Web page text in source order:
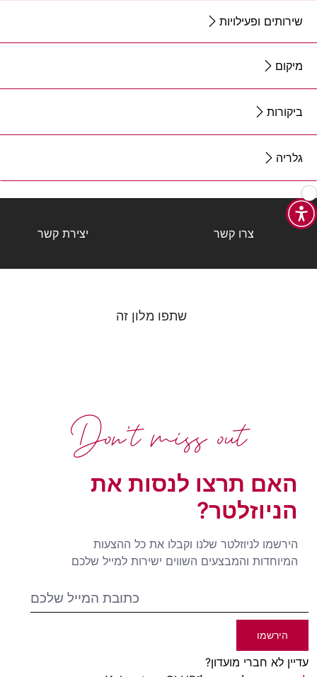
שירותים ופעילויות
מיקום
ביקורות
גלריה
צרו קשר יצירת קשר
שתפו מלון זה
האם תרצו לנסות את
הניוזלטר?
הירשמו לניוזלטר שלנו וקבלו את כל ההצעות
המיוחדות והמבצעים השווים ישירות למייל שלכם
הירשמו
עדיין לא חברי מועדון?
Don't miss out